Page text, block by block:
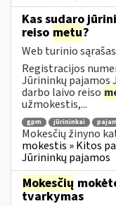
Kas sudaro
reiso metu?
Web turinio sąrašas
Registracijos
Jūrininkų pajamos
darbo laivo reiso
užmokestis,...
gpm jūrininkai
Mokesčių žinyno
mokestis » Kitos
Jūrininkų pajamos
Mokesčių
tvarkymas